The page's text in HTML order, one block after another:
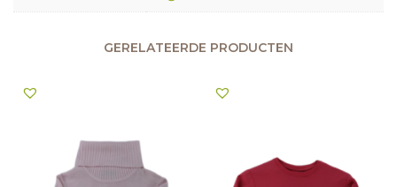
GERELATEERDE PRODUCTEN